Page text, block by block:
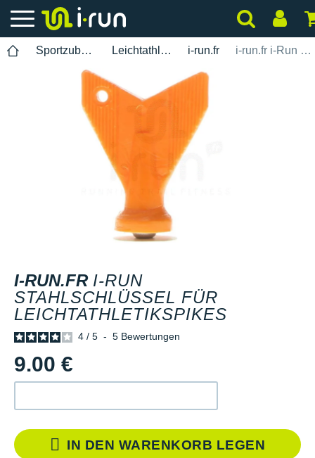
Sportzubehör Leichtathletik i-run.fr i-run.fr i-Run Stahlschlüssel für Leichtathletikspikes
I-RUN.FR I-RUN
STAHLSCHLÜSSEL FÜR
LEICHTATHLETIKSPIKES
4 / 5 - 5 Bewertungen
9.00 €
IN DEN WARENKORB LEGEN